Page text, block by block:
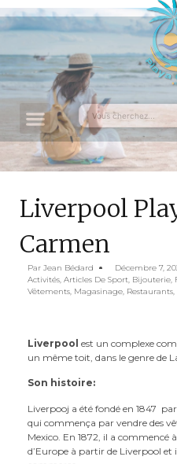
Liverpool
Carmen
Par Jean Bédard
Décembre 7,
Activités, Articles De Sport, Bijouterie,
Vêtements, Magasinage, Restaurants,
Liverpool est un complexe
un même toit, dans le genre de
Son histoire:
Liverpooj a été fondé en 1847
qui commença par vendre des
Mexico. En 1872, il a
d’Europe à partir de Liverpool